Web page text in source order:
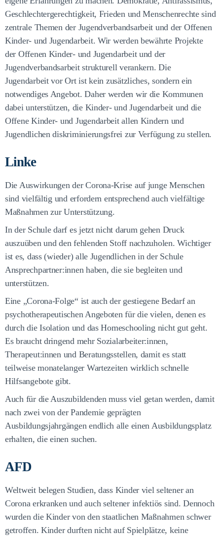
Geschlechtergerechtigkeit, Frieden und Menschenrechte sind
zentrale Themen der Jugendverbandsarbeit und der Offenen
Kinder- und Jugendarbeit. Wir werden bewährte Projekte
der Offenen Kinder- und Jugendarbeit und der
Jugendverbandsarbeit strukturell verankern. Die
Jugendarbeit vor Ort ist kein zusätzliches, sondern ein
notwendiges Angebot. Daher werden wir die Kommunen
dabei unterstützen, die Kinder- und Jugendarbeit und die
Offene Kinder- und Jugendarbeit allen Kindern und
Jugendlichen diskriminierungsfrei zur Verfügung zu stellen.
Linke
Die Auswirkungen der Corona-Krise auf junge Menschen
sind vielfältig und erfordern entsprechend auch vielfältige
Maßnahmen zur Unterstützung.
In der Schule darf es jetzt nicht darum gehen Druck
auszuüben und den fehlenden Stoff nachzuholen. Wichtiger
ist es, dass (wieder) alle Jugendlichen in der Schule
Ansprechpartner:innen haben, die sie begleiten und
unterstützen.
Eine „Corona-Folge“ ist auch der gestiegene Bedarf an
psychotherapeutischen Angeboten für die vielen, denen es
durch die Isolation und das Homeschooling nicht gut geht.
Es braucht dringend mehr Sozialarbeiter:innen,
Therapeut:innen und Beratungsstellen, damit es statt
teilweise monatelanger Wartezeiten wirklich schnelle
Hilfsangebote gibt.
Auch für die Auszubildenden muss viel getan werden, damit
nach zwei von der Pandemie geprägten
Ausbildungsjahrgängen endlich alle einen Ausbildungsplatz
erhalten, die einen suchen.
AFD
Weltweit belegen Studien, dass Kinder viel seltener an
Corona erkranken und auch seltener infektiös sind. Dennoch
wurden die Kinder von den staatlichen Maßnahmen schwer
getroffen. Kinder durften nicht auf Spielplätze, keine